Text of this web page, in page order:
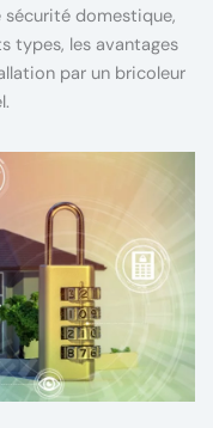
sécurité domestique,
types, les avantages
par un bricoleur